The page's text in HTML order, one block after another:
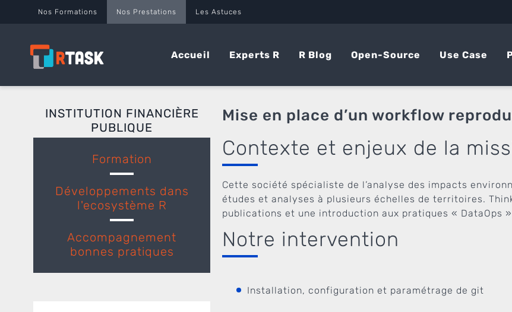
Nos Formations Nos Prestations Les Astuces
Accueil Experts R R Blog Open-Source Use Case
INSTITUTION FINANCIÈRE
PUBLIQUE
Formation
Développements dans
l'ecosystème R
Accompagnement
bonnes pratiques
Mise en place d’un workflow
Contexte et enjeux de la
Cette société spécialiste de l’analyse des impacts
études et analyses à plusieurs échelles de territoires.
publications et une introduction aux pratiques « DataOps »
Notre intervention
Installation, configuration et paramétrage de git
Panneau de gestion des cookies